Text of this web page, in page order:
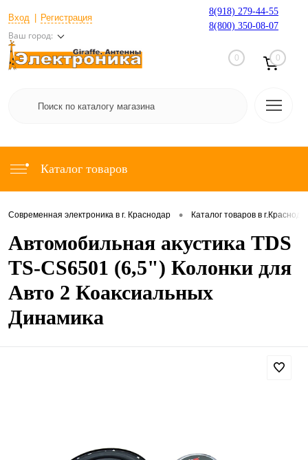
Вход Регистрация
Ваш город:
8(918) 279-44-55
8(800) 350-08-07
0 0
Каталог товаров
Современная электроника в г. Краснодар • Каталог товаров в
Автомобильная акустика TDS
TS-CS6501 (6,5") Колонки для
Авто 2 Коаксиальных
Динамика